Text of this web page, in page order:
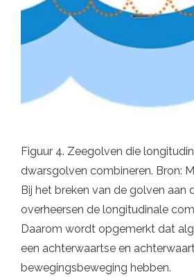
Figuur 4. Zeegolven die
dwarsgolven combineren. Bron:
Bij het breken van de golven aan
overheersen de longitudinale
Daarom wordt opgemerkt dat
een achterwaartse en
bewegingsbeweging hebben.